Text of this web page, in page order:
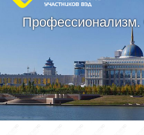
Профессионализм.